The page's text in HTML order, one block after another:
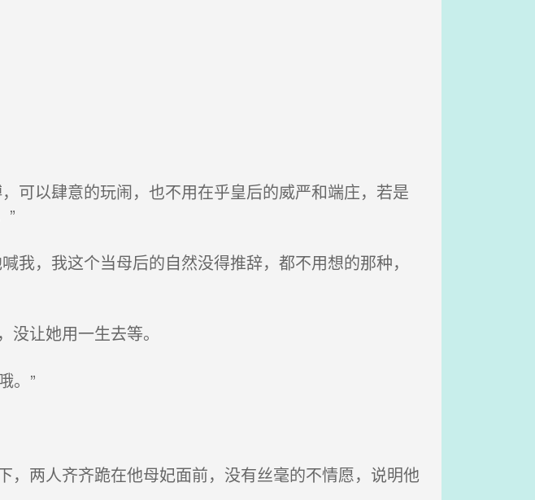
可以肆意的玩闹，也不用在乎皇后的威严和端庄，若是
”
，我这个当母后的自然没得推辞，都不用想的那种，
让她用一生去等。
。”
两人齐齐跪在他母妃面前，没有丝毫的不情愿，说明他